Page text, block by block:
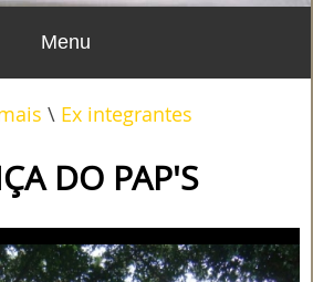
Menu
\ Ex integrantes
DO PAP'S